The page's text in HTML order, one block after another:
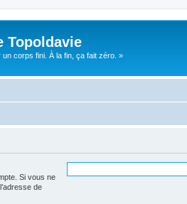
Topoldavie
corps fini. À la fin, ça fait zéro. »
Si vous ne
de